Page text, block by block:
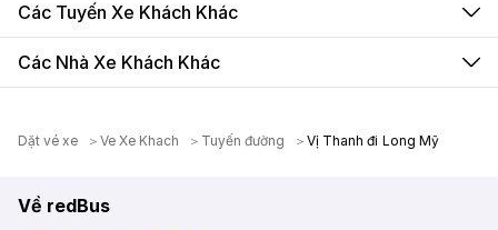
Các Tuyến Xe Khách Khác
Các Nhà Xe Khách Khác
Dặt vé xe Ve Xe Khach Tuyến đường Vị Thanh đi Long Mỹ
Về redBus